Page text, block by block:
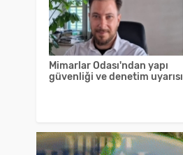
Mimarlar Odası'ndan yapı
güvenliği ve denetim uyarısı